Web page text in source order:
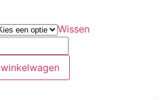
Wissen